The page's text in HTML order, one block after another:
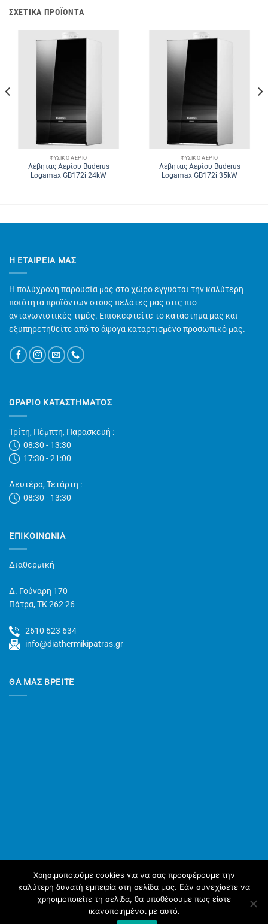
ΣΧΕΤΙΚΆ ΠΡΟΪΌΝΤΑ
ΦΥΣΙΚΌ ΑΈΡΙΟ
Λέβητας Αερίου Buderus
Logamax GB172i 24kW
ΦΥΣΙΚΌ ΑΈΡΙΟ
Λέβητας Αερίου Buderus
Logamax GB172i 35kW
Η ΕΤΑΙΡΕΊΑ ΜΑΣ
Η πολύχρονη παρουσία μας στο χώρο εγγυάται την καλύτερη
ποιότητα προϊόντων στους πελάτες μας στις πιο
ανταγωνιστικές τιμές. Επισκεφτείτε το κατάστημα μας και
εξυπηρετηθείτε από το άψογα καταρτισμένο προσωπικό μας.
ΩΡΑΡΙΟ ΚΑΤΑΣΤΗΜΑΤΟΣ
Τρίτη, Πέμπτη, Παρασκευή :
08:30 - 13:30
17:30 - 21:00
Δευτέρα, Τετάρτη :
08:30 - 13:30
ΕΠΙΚΟΙΝΩΝΊΑ
Διαθερμική
Δ. Γούναρη 170
Πάτρα, TK 262 26
2610 623 634
info@diathermikipatras.gr
ΘΑ ΜΑΣ ΒΡΕΙΤΕ
ΠΡΟΪΌΝΤΑ ΣΧΕΤΙΚΆ ΜΕ ΕΜΆΣ
Χρησιμοποιούμε cookies για να σας προσφέρουμε την
καλύτερη δυνατή εμπειρία στη σελίδα μας. Εάν συνεχίσετε να
χρησιμοποιείτε τη σελίδα, θα υποθέσουμε πως είστε
ικανοποιημένοι με αυτό.